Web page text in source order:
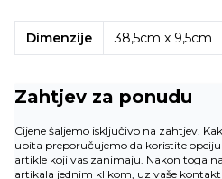
Dimenzije 38,5cm x 9,5cm
Zahtjev za ponudu
Cijene šaljemo isključivo na zahtjev.
upita preporučujemo da koristite opciju
artikle koji vas zanimaju. Nakon toga
artikala jednim klikom, uz vaše